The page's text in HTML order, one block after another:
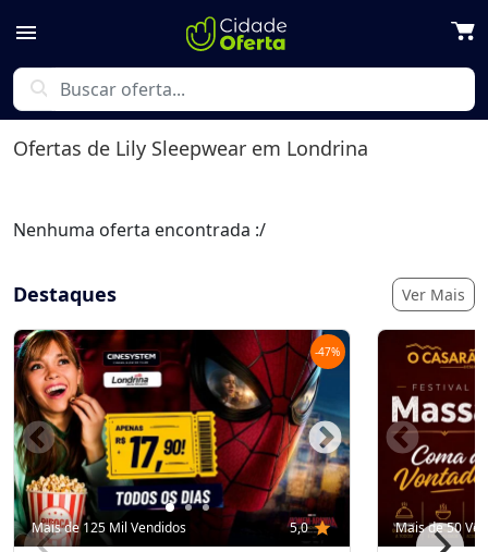
menu
search
Ofertas de Lily Sleepwear em Londrina
Nenhuma oferta encontrada :/
Destaques Ver Mais
-47%
Mais de 125 Mil Vendidos 5,0 star Mais de 50